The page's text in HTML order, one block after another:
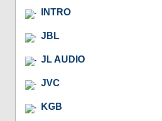
INTRO
JBL
JL AUDIO
JVC
KGB